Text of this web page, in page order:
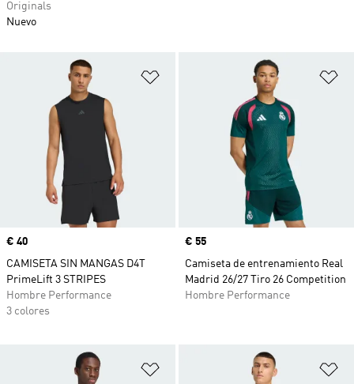
Añadir a la lista de deseos
Precio
€ 40
CAMISETA SIN MANGAS D4T
PrimeLift 3 STRIPES
Hombre Performance
3 colores
Precio
€ 55
Camiseta de entrenamiento Real
Madrid 26/27 Tiro 26 Competition
Hombre Performance
Añadir a la lista de deseos
Originals
Nuevo